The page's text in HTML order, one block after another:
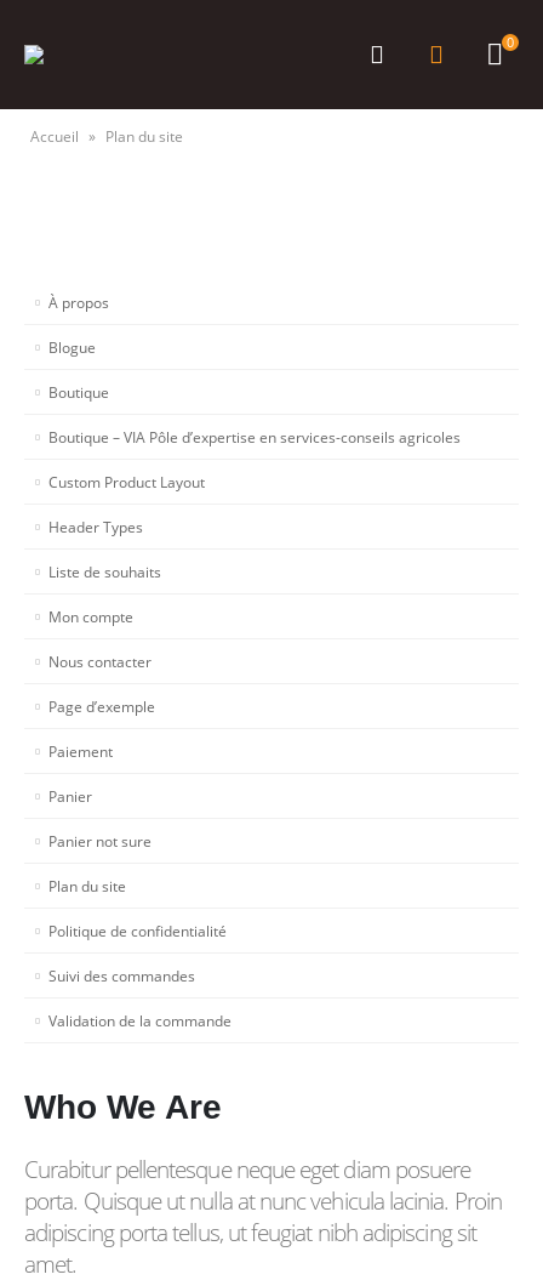
0
Accueil » Plan du site
À propos
Blogue
Boutique
Boutique – VIA Pôle d’expertise en services-conseils agricoles
Custom Product Layout
Header Types
Liste de souhaits
Mon compte
Nous contacter
Page d’exemple
Paiement
Panier
Panier not sure
Plan du site
Politique de confidentialité
Suivi des commandes
Validation de la commande
Who We Are
Curabitur pellentesque neque eget diam posuere
porta. Quisque ut nulla at nunc vehicula lacinia. Proin
adipiscing porta tellus, ut feugiat nibh adipiscing sit
amet.